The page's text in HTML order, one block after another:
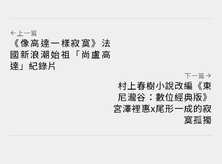
上一篇
《像高達一樣寂寞》法
國新浪潮始祖「尚盧高
達」紀錄片
下一篇
村上春樹小說改編《東
尼瀧谷：數位經典版》
宮澤裡惠x尾形一成的寂
寞孤獨